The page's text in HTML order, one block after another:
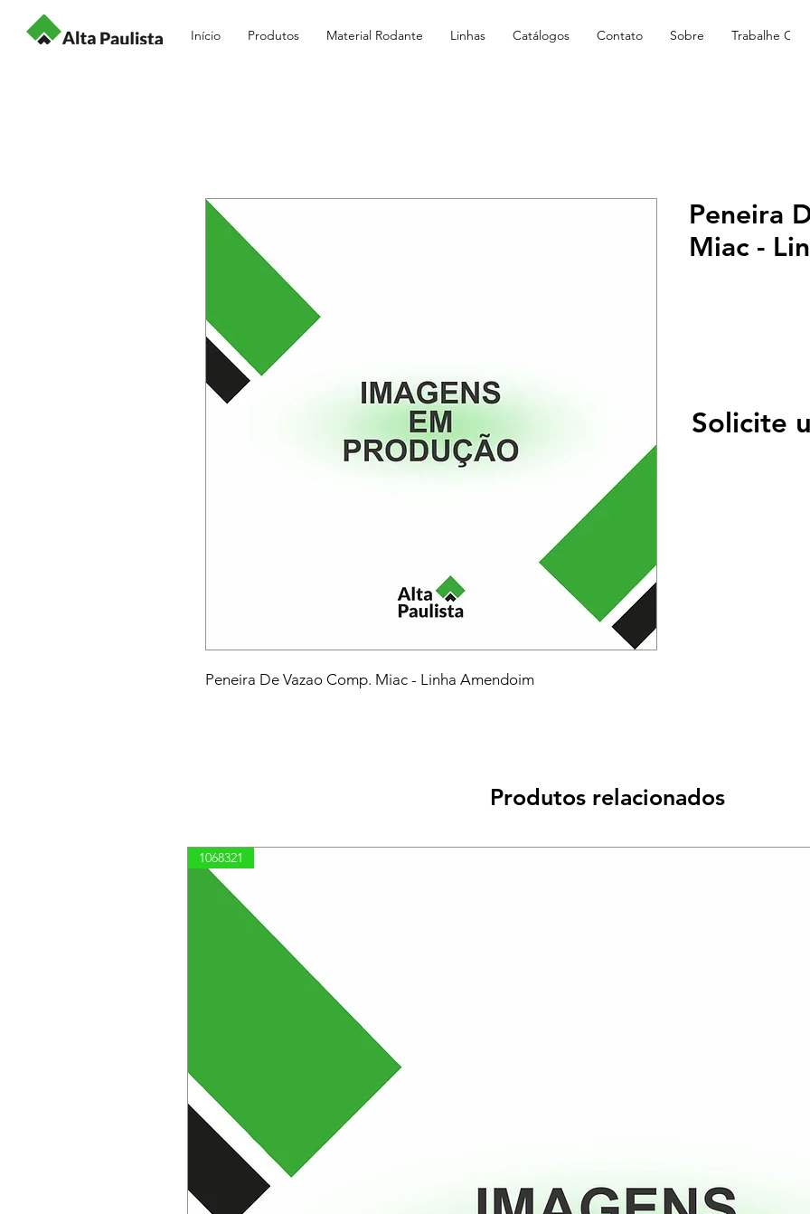
Início Produtos Material Rodante Linhas Catálogos Contato Sobre Trabalhe
Peneira De Vazao Comp. Miac - Linha Amendoim
Peneira
Miac -
Solicite
Produtos relacionados
1068321